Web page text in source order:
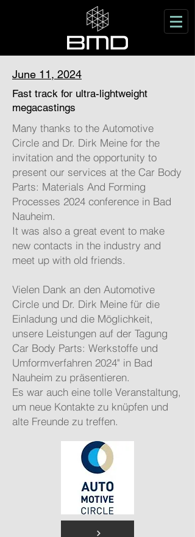
June 11, 2024
Fast track for ultra-lightweight
megacastings
Many thanks to the Automotive
Circle and Dr. Dirk Meine for the
invitation and the opportunity to
present our services at the Car Body
Parts: Materials And Forming
Processes 2024 conference in Bad
Nauheim.
It was also a great event to make
new contacts in the industry and
meet up with old friends.
Vielen Dank an den Automotive
Circle und Dr. Dirk Meine für die
Einladung und die Möglichkeit,
unsere Leistungen auf der Tagung
Car Body Parts: Werkstoffe und
Umformverfahren 2024" in Bad
Nauheim zu präsentieren.
Es war auch eine tolle Veranstaltung,
um neue Kontakte zu knüpfen und
alte Freunde zu treffen.